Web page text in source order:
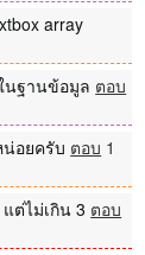
array
นฐานข้อมูล ตอบ
อยครับ ตอบ 1
ต่ไม่เกิน 3 ตอบ